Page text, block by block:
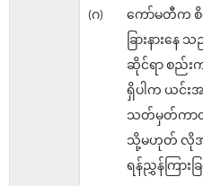
(ဂ)
ကော်မတီက
ခြားနား
ဆိုင်ရာ စည်း
ရှိပါက ယင်း
သတ်မှတ်ကာလ
သို့မဟုတ် လိုအပ်
ရန်ညွှန်ကြားခြ